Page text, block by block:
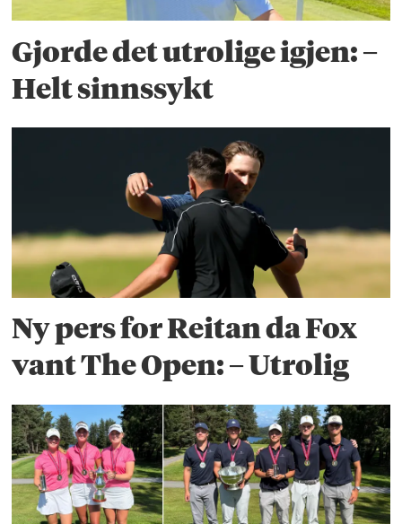
Gjorde det utrolige igjen: –
Helt sinnssykt
Ny pers for Reitan da Fox
vant The Open: – Utrolig